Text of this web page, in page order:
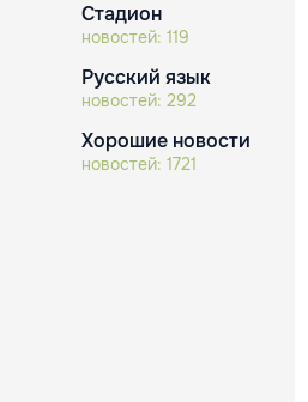
Стадион
новостей: 119
Русский язык
новостей: 292
Хорошие новости
новостей: 1721